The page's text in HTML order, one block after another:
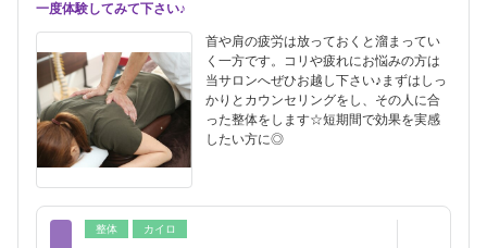
一度体験してみて下さい♪
首や肩の疲労は放っておくと溜まってい
く一方です。コリや疲れにお悩みの方は
当サロンへぜひお越し下さい♪まずはしっ
かりとカウンセリングをし、その人に合
った整体をします☆短期間で効果を実感
したい方に◎
整体 カイロ